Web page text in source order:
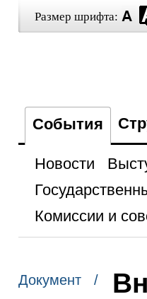
Размер шрифта:
События
Новости
Комиссии и
Документ /